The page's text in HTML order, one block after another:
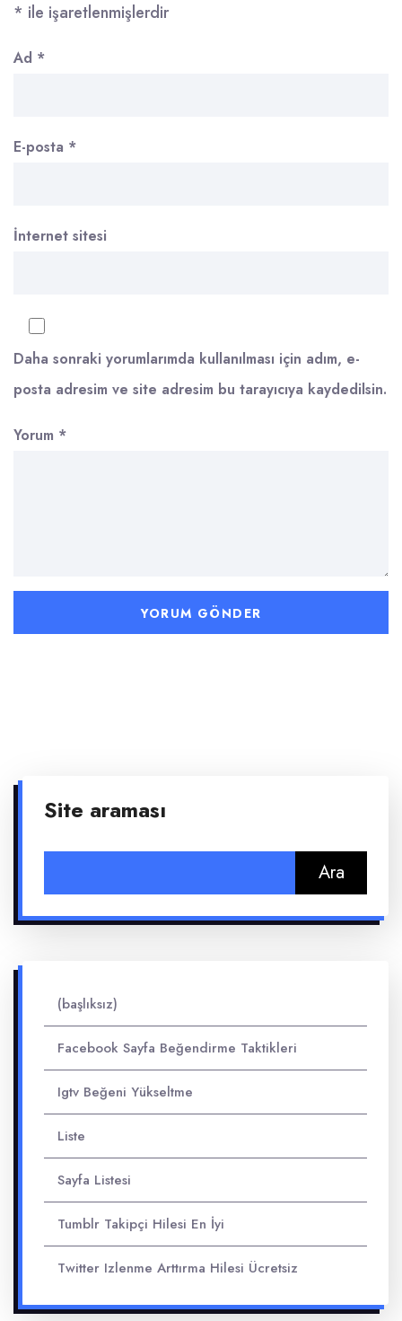
* ile işaretlenmişlerdir
Ad *
E-posta *
İnternet sitesi
Daha sonraki yorumlarımda kullanılması için adım, e-
posta adresim ve site adresim bu tarayıcıya kaydedilsin.
Yorum *
Site araması
(başlıksız)
Facebook Sayfa Beğendirme Taktikleri
Igtv Beğeni Yükseltme
Liste
Sayfa Listesi
Tumblr Takipçi Hilesi En İyi
Twitter Izlenme Arttırma Hilesi Ücretsiz